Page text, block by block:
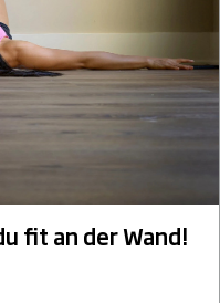
fit an der Wand!